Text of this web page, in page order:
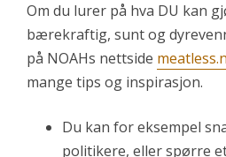
Om du lurer på hva DU kan
bærekraftig, sunt og
på NOAHs nettside
mange tips og inspirasjon.
Du kan for eksempel
politikere, eller spørre